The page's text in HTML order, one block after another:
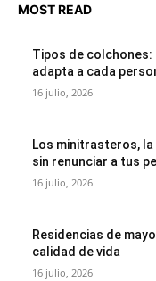
MOST READ
Tipos de colchones:
adapta a cada
16 julio, 2026
Los minitrasteros,
sin renunciar a tus
16 julio, 2026
Residencias de
calidad de vida
16 julio, 2026